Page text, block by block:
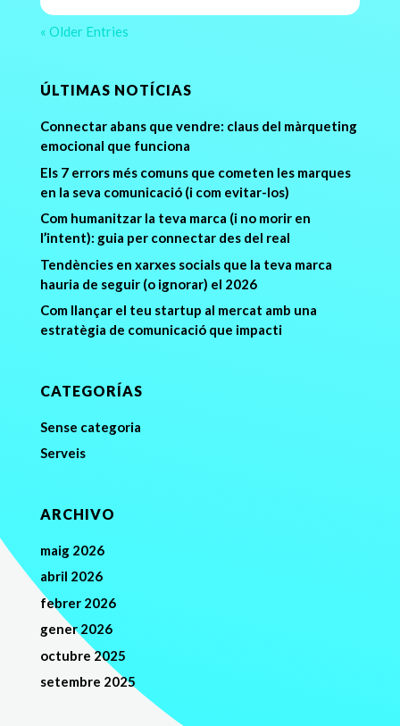
« Older Entries
ÚLTIMAS NOTÍCIAS
Connectar abans que vendre: claus del màrqueting
emocional que funciona
Els 7 errors més comuns que cometen les marques
en la seva comunicació (i com evitar-los)
Com humanitzar la teva marca (i no morir en
l’intent): guia per connectar des del real
Tendències en xarxes socials que la teva marca
hauria de seguir (o ignorar) el 2026
Com llançar el teu startup al mercat amb una
estratègia de comunicació que impacti
CATEGORÍAS
Sense categoria
Serveis
ARCHIVO
maig 2026
abril 2026
febrer 2026
gener 2026
octubre 2025
setembre 2025